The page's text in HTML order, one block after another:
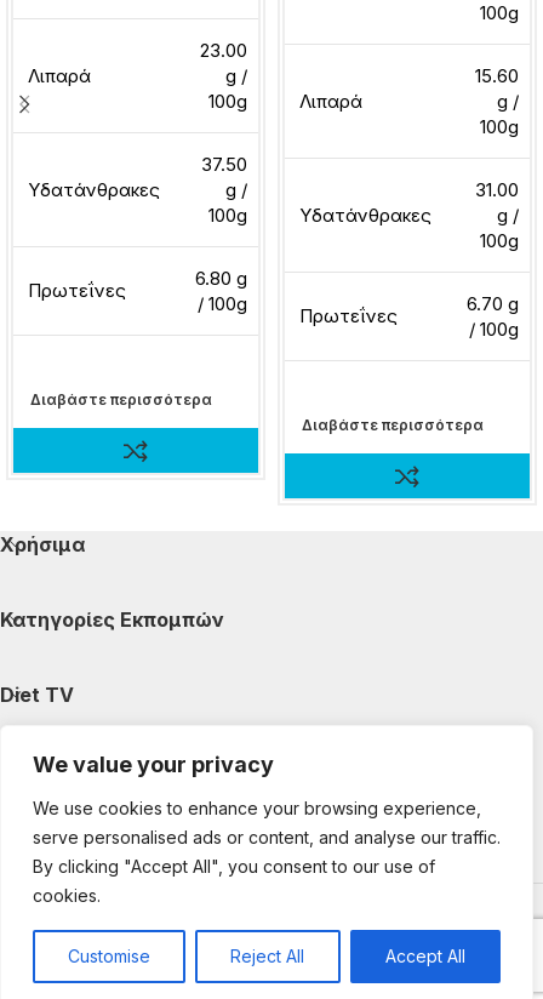
We value your privacy
We use cookies to enhance your browsing experience,
serve personalised ads or content, and analyse our traffic.
By clicking "Accept All", you consent to our use of
cookies.
Customise Reject All Accept All
Λιπαρά
23.00
g /
100g
Υδατάνθρακες
37.50
g /
100g
Πρωτεΐνες
6.80 g
/ 100g
Διαβάστε περισσότερα
100g
Λιπαρά
15.60
g /
100g
Υδατάνθρακες
31.00
g /
100g
Πρωτεΐνες
6.70 g
/ 100g
Διαβάστε περισσότερα
Χρήσιμα
Κατηγορίες Εκπομπών
Diet TV
Κατηγορίες Άρθρων
Ακολουθήστε μας
Copyright © 2025 DietTV. All Rights Reserved.
development by web-idea.gr